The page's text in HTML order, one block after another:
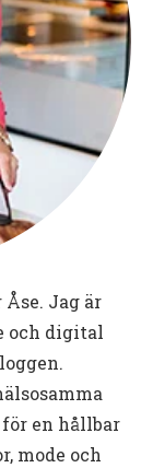
Jag är
och digital
en hållbar
mode och